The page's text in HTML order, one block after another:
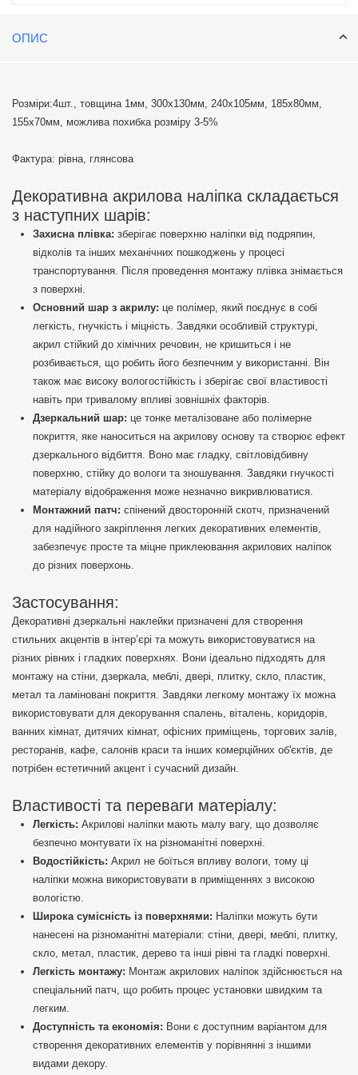
ОПИС
Розміри:4шт., товщина 1мм, 300х130мм, 240х105мм, 185х80мм,
155х70мм, можлива похибка розміру 3-5%
Фактура: рівна, глянсова
Декоративна акрилова наліпка складається
з наступних шарів:
Захисна плівка: зберігає поверхню наліпки від подряпин,
відколів та інших механічних пошкоджень у процесі
транспортування. Після проведення монтажу плівка знімається
з поверхні.
Основний шар з акрилу: це полімер, який поєднує в собі
легкість, гнучкість і міцність. Завдяки особливій структурі,
акрил стійкий до хімічних речовин, не кришиться і не
розбивається, що робить його безпечним у використанні. Він
також має високу вологостійкість і зберігає свої властивості
навіть при тривалому впливі зовнішніх факторів.
Дзеркальний шар: це тонке металізоване або полімерне
покриття, яке наноситься на акрилову основу та створює ефект
дзеркального відбиття. Воно має гладку, світловідбивну
поверхню, стійку до вологи та зношування. Завдяки гнучкості
матеріалу відображення може незначно викривлюватися.
Монтажний патч: спінений двосторонній скотч, призначений
для надійного закріплення легких декоративних елементів,
забезпечує просте та міцне приклеювання акрилових наліпок
до різних поверхонь.
Застосування:
Декоративні дзеркальні наклейки призначені для створення
стильних акцентів в інтер’єрі та можуть використовуватися на
різних рівних і гладких поверхнях. Вони ідеально підходять для
монтажу на стіни, дзеркала, меблі, двері, плитку, скло, пластик,
метал та ламіновані покриття. Завдяки легкому монтажу їх можна
використовувати для декорування спалень, віталень, коридорів,
ванних кімнат, дитячих кімнат, офісних приміщень, торгових залів,
ресторанів, кафе, салонів краси та інших комерційних об'єктів, де
потрібен естетичний акцент і сучасний дизайн.
Властивості та переваги матеріалу:
Легкість: Акрилові наліпки мають малу вагу, що дозволяє
безпечно монтувати їх на різноманітні поверхні.
Водостійкість: Акрил не боїться впливу вологи, тому ці
наліпки можна використовувати в приміщеннях з високою
вологістю.
Широка сумісність із поверхнями: Наліпки можуть бути
нанесені на різноманітні матеріали: стіни, двері, меблі, плитку,
скло, метал, пластик, дерево та інші рівні та гладкі поверхні.
Легкість монтажу: Монтаж акрилових наліпок здійснюється на
спеціальний патч, що робить процес установки швидким та
легким.
Доступність та економія: Вони є доступним варіантом для
створення декоративних елементів у порівнянні з іншими
видами декору.